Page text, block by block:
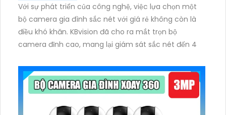
Với sự phát triển của công nghệ, việc lựa chọn một
bộ camera gia đình sắc nét với giá rẻ không còn là
điều khó khăn. KBvision đã cho ra mắt trọn bộ
camera đỉnh cao, mang lại giám sát sắc nét đến 4